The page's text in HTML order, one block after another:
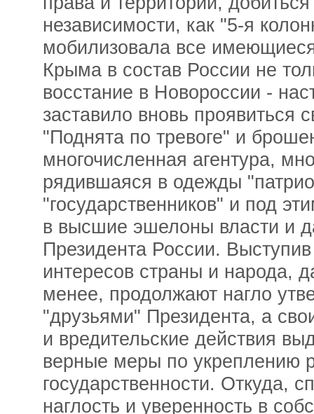
независимости, как "5-я
мобилизовала все
Крыма в состав России не
восстание в Новороссии -
заставило вновь проявиться
"Поднята по тревоге" и
многочисленная агентура,
рядившаяся в одежды
"государственников" и под
в высшие эшелоны власти и
Президента России.
интересов страны и народа,
менее, продолжают нагло
"друзьями" Президента, а
и вредительские действия
верные меры по укреплению
государственности. Откуда,
наглость и уверенность в